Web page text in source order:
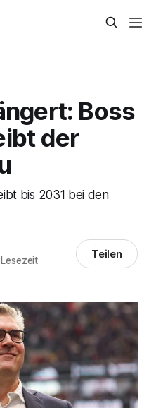
Boss
der
bis 2031 bei den
Teilen